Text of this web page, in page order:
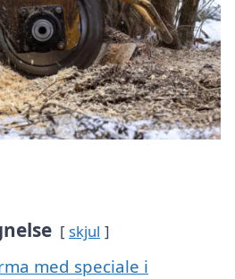
skjul
med speciale i